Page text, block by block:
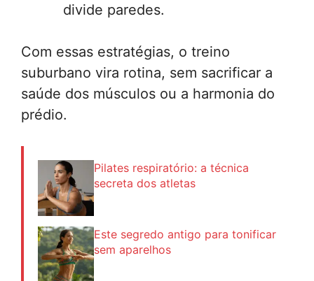
divide paredes.
Com essas estratégias, o treino
suburbano vira rotina, sem sacrificar a
saúde dos músculos ou a harmonia do
prédio.
Pilates respiratório: a técnica
secreta dos atletas
Este segredo antigo para tonificar
sem aparelhos